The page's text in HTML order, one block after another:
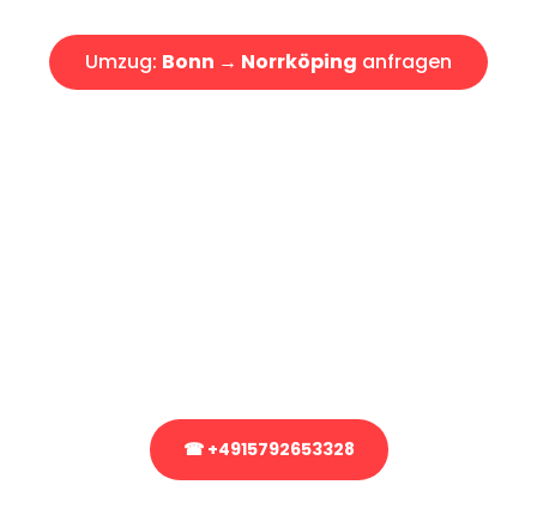
Umzug: Bonn → Norrköping anfragen
☎ +4915792653328